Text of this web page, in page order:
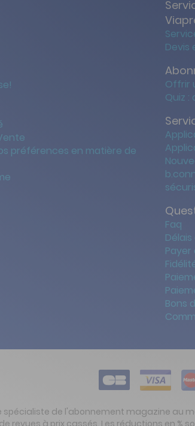
préférences en matière de
Devis
Offrir
Quiz :
Faq
Bons
spécialiste de l'abonnement magazine au